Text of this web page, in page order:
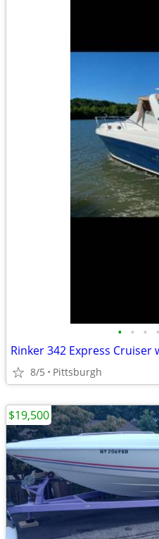
• • • •
Rinker 342 Express
8/5 Pittsburgh
$19,500